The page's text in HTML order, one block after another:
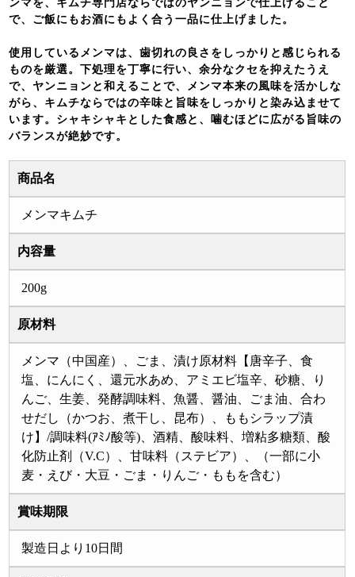
ンマを、キムチ専門店ならではのヤンニョンで仕上げること
で、ご飯にもお酒にもよく合う一品に仕上げました。
使用しているメンマは、歯切れの良さをしっかりと感じられる
ものを厳選。下処理を丁寧に行い、余分なクセを抑えたうえ
で、ヤンニョンと和えることで、メンマ本来の風味を活かしな
がら、キムチならではの辛味と旨味をしっかりと染み込ませて
います。シャキシャキとした食感と、噛むほどに広がる旨味の
バランスが絶妙です。
商品名
メンマキムチ
内容量
200g
原材料
メンマ（中国産）、ごま、漬け原材料【唐辛子、食
塩、にんにく、還元水あめ、アミエビ塩辛、砂糖、り
んご、生姜、発酵調味料、魚醤、醤油、ごま油、合わ
せだし（かつお、煮干し、昆布）、ももシラップ漬
け】/調味料(ｱﾐﾉ酸等)、酒精、酸味料、増粘多糖類、酸
化防止剤（V.C）、甘味料（ステビア）、（一部に小
麦・えび・大豆・ごま・りんご・ももを含む）
賞味期限
製造日より10日間